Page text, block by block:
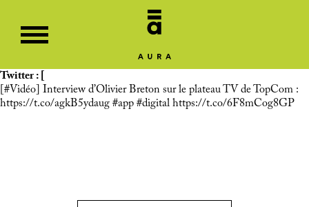
Twitter : [
#Vidéo ] Interview d’Olivier Breton sur le plateau TV de TopCom :
https://t.co/agkB5ydaug #app #digital https://t.co/6F8mCog8GP